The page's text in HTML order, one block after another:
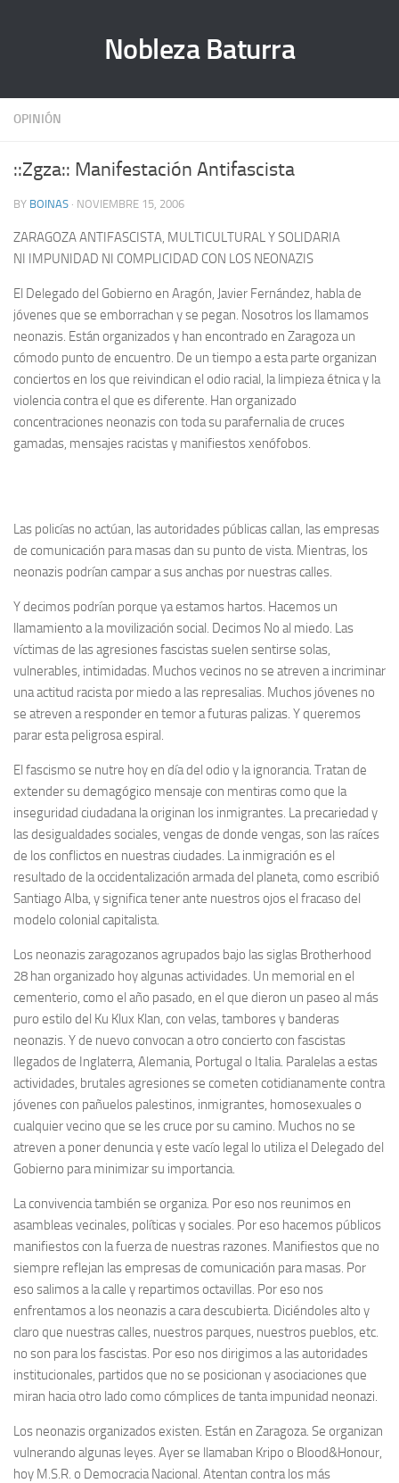
Nobleza Baturra
OPINIÓN
::Zgza:: Manifestación Antifascista
BY BOINAS · NOVIEMBRE 15, 2006
ZARAGOZA ANTIFASCISTA, MULTICULTURAL Y SOLIDARIA
NI IMPUNIDAD NI COMPLICIDAD CON LOS NEONAZIS
El Delegado del Gobierno en Aragón, Javier Fernández, habla de
jóvenes que se emborrachan y se pegan. Nosotros los llamamos
neonazis. Están organizados y han encontrado en Zaragoza un
cómodo punto de encuentro. De un tiempo a esta parte organizan
conciertos en los que reivindican el odio racial, la limpieza étnica y la
violencia contra el que es diferente. Han organizado
concentraciones neonazis con toda su parafernalia de cruces
gamadas, mensajes racistas y manifiestos xenófobos.
Las policías no actúan, las autoridades públicas callan, las empresas
de comunicación para masas dan su punto de vista. Mientras, los
neonazis podrían campar a sus anchas por nuestras calles.
Y decimos podrían porque ya estamos hartos. Hacemos un
llamamiento a la movilización social. Decimos No al miedo. Las
víctimas de las agresiones fascistas suelen sentirse solas,
vulnerables, intimidadas. Muchos vecinos no se atreven a incriminar
una actitud racista por miedo a las represalias. Muchos jóvenes no
se atreven a responder en temor a futuras palizas. Y queremos
parar esta peligrosa espiral.
El fascismo se nutre hoy en día del odio y la ignorancia. Tratan de
extender su demagógico mensaje con mentiras como que la
inseguridad ciudadana la originan los inmigrantes. La precariedad y
las desigualdades sociales, vengas de donde vengas, son las raíces
de los conflictos en nuestras ciudades. La inmigración es el
resultado de la occidentalización armada del planeta, como escribió
Santiago Alba, y significa tener ante nuestros ojos el fracaso del
modelo colonial capitalista.
Los neonazis zaragozanos agrupados bajo las siglas Brotherhood
28 han organizado hoy algunas actividades. Un memorial en el
cementerio, como el año pasado, en el que dieron un paseo al más
puro estilo del Ku Klux Klan, con velas, tambores y banderas
neonazis. Y de nuevo convocan a otro concierto con fascistas
llegados de Inglaterra, Alemania, Portugal o Italia. Paralelas a estas
actividades, brutales agresiones se cometen cotidianamente contra
jóvenes con pañuelos palestinos, inmigrantes, homosexuales o
cualquier vecino que se les cruce por su camino. Muchos no se
atreven a poner denuncia y este vacío legal lo utiliza el Delegado del
Gobierno para minimizar su importancia.
La convivencia también se organiza. Por eso nos reunimos en
asambleas vecinales, políticas y sociales. Por eso hacemos públicos
manifiestos con la fuerza de nuestras razones. Manifiestos que no
siempre reflejan las empresas de comunicación para masas. Por
eso salimos a la calle y repartimos octavillas. Por eso nos
enfrentamos a los neonazis a cara descubierta. Diciéndoles alto y
claro que nuestras calles, nuestros parques, nuestros pueblos, etc.
no son para los fascistas. Por eso nos dirigimos a las autoridades
institucionales, partidos que no se posicionan y asociaciones que
miran hacia otro lado como cómplices de tanta impunidad neonazi.
Los neonazis organizados existen. Están en Zaragoza. Se organizan
vulnerando algunas leyes. Ayer se llamaban Kripo o Blood&Honour,
hoy M.S.R. o Democracia Nacional. Atentan contra los más